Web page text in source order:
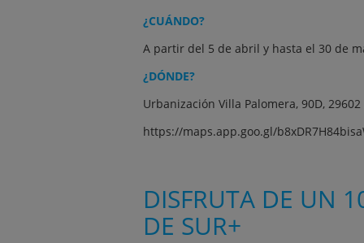
¿CUÁNDO?
A partir del 5 de abril y hasta el 30 de
¿DÓNDE?
Urbanización Villa Palomera, 90D,
https://maps.app.goo.gl/
DISFRUTA DE UN
DE SUR+